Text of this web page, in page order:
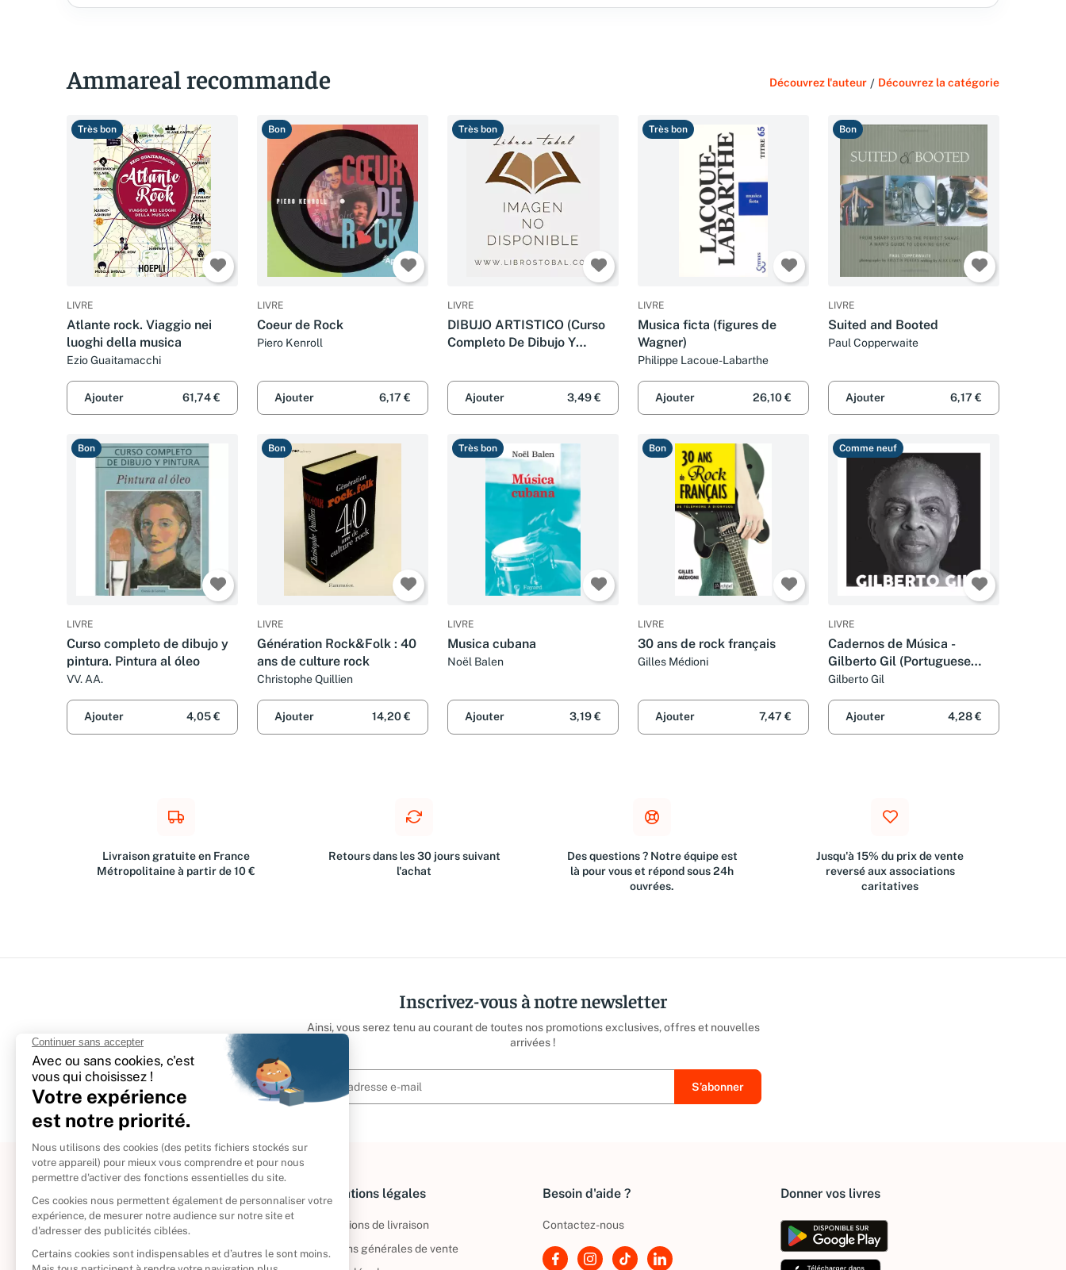
Ammareal recommande Découvrez l'auteur / Découvrez la catégorie
Très bon
LIVRE
Atlante rock. Viaggio nei
luoghi della musica
Ezio Guaitamacchi
Ajouter 61,74 €
Bon
LIVRE
Coeur de Rock
Piero Kenroll
Ajouter 6,17 €
Très bon
LIVRE
DIBUJO ARTISTICO (Curso
Completo De Dibujo Y
Ajouter 3,49 €
Très bon
LIVRE
Musica ficta (figures de
Wagner)
Philippe Lacoue-Labarthe
Ajouter 26,10 €
Bon
LIVRE
Suited and Booted
Paul Copperwaite
Ajouter 6,17 €
Bon
LIVRE
Curso completo de dibujo y
pintura. Pintura al óleo
VV. AA.
Ajouter 4,05 €
Bon
LIVRE
Génération Rock&Folk : 40
ans de culture rock
Christophe Quillien
Ajouter 14,20 €
Très bon
LIVRE
Musica cubana
Noël Balen
Ajouter 3,19 €
Bon
LIVRE
30 ans de rock français
Gilles Médioni
Ajouter 7,47 €
Comme neuf
LIVRE
Cadernos de Música -
Gilberto Gil (Portuguese
Edition)
Gilberto Gil
Ajouter 4,28 €
Livraison gratuite en France
Métropolitaine à partir de 10 €
Retours dans les 30 jours suivant
l'achat
Des questions ? Notre équipe est
là pour vous et répond sous 24h
ouvrées.
Jusqu'à 15% du prix de vente
reversé aux associations
caritatives
Inscrivez-vous à notre newsletter
Ainsi, vous serez tenu au courant de toutes nos promotions exclusives, offres et nouvelles
arrivées !
À propos
Politique de retour
Reprendre vos livres
Informations légales
Informations de livraison
Conditions générales de vente
Besoin d'aide ?
Contactez-nous
Donner vos livres